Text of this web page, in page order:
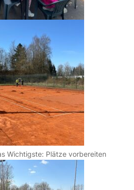
Wichtigste: Plätze vorbereiten